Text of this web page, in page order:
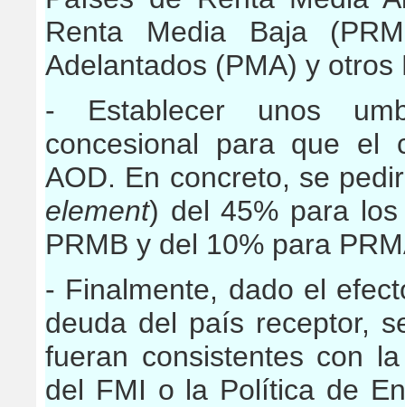
Renta Media Baja
Adelantados (PMA) y
- Establecer unos
concesional para que el
AOD. En concreto, se
element) del 45% para
PRMB y del 10% para
- Finalmente, dado el
deuda del país receptor,
fueran consistentes con
del FMI o la Política de